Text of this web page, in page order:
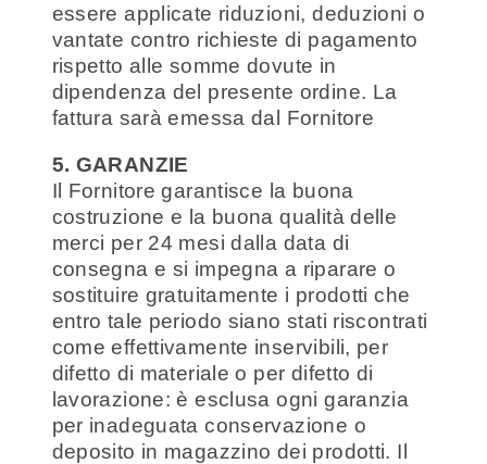
essere applicate riduzioni, deduzioni o
vantate contro richieste di pagamento
rispetto alle somme dovute in
dipendenza del presente ordine. La
fattura sarà emessa dal Fornitore
5. GARANZIE
Il Fornitore garantisce la buona
costruzione e la buona qualità delle
merci per 24 mesi dalla data di
consegna e si impegna a riparare o
sostituire gratuitamente i prodotti che
entro tale periodo siano stati riscontrati
come effettivamente inservibili, per
difetto di materiale o per difetto di
lavorazione: è esclusa ogni garanzia
per inadeguata conservazione o
deposito in magazzino dei prodotti. Il